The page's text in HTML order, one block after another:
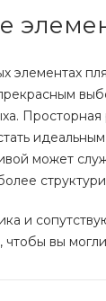
элементах
может
и
вы